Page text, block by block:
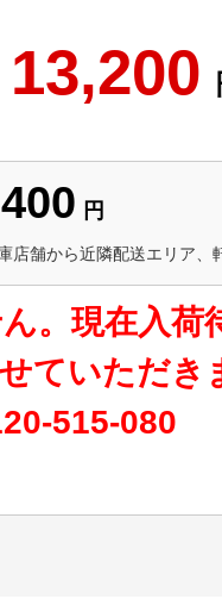
13,200
円
店舗から近隣配送エリア、
。現在入荷
ていただき
515-080